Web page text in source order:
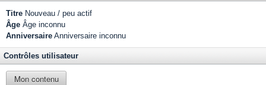
Titre Nouveau / peu actif
Âge Âge inconnu
Anniversaire Anniversaire inconnu
Contrôles utilisateur
Mon contenu